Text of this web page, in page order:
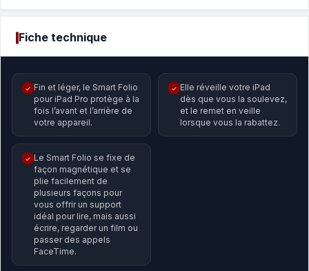
Fiche technique
✓ Fin et léger, le Smart Folio
pour iPad Pro protège à la
fois l’avant et l’arrière de
votre appareil.
✓ Elle réveille votre iPad
dès que vous la soulevez,
et le remet en veille
lorsque vous la rabattez.
✓ Le Smart Folio se fixe de
façon magnétique et se
plie facilement de
plusieurs façons pour
vous offrir un support
idéal pour lire, mais aussi
écrire, regarder un film ou
passer des appels
FaceTime.